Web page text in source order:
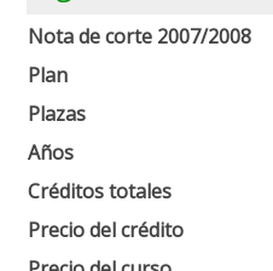
Nota de corte 2007/2008
Plan
Plazas
Años
Créditos totales
Precio del crédito